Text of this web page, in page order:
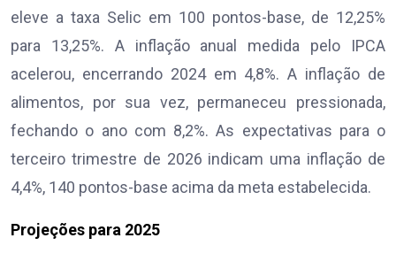
eleve a taxa Selic em 100 pontos-base, de 12,25%
para 13,25%. A inflação anual medida pelo IPCA
acelerou, encerrando 2024 em 4,8%. A inflação de
alimentos, por sua vez, permaneceu pressionada,
fechando o ano com 8,2%. As expectativas para o
terceiro trimestre de 2026 indicam uma inflação de
4,4%, 140 pontos-base acima da meta estabelecida.
Projeções para 2025